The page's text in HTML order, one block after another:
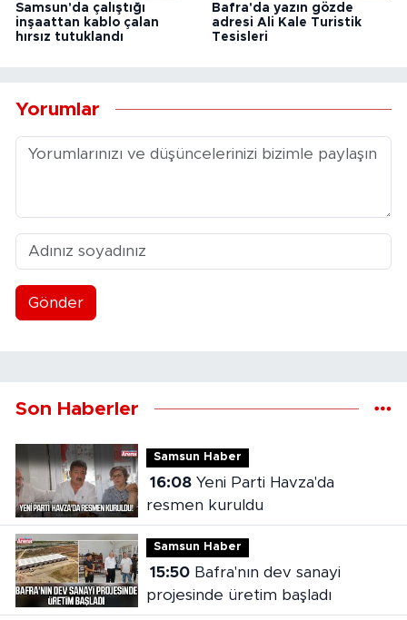
Samsun'da çalıştığı
inşaattan kablo çalan
hırsız tutuklandı
Bafra'da yazın gözde
adresi Ali Kale Turistik
Tesisleri
Yorumlar
Gönder
Son Haberler
Samsun Haber
16:08Yeni Parti Havza'da
resmen kuruldu
Samsun Haber
15:50Bafra'nın dev sanayi
projesinde üretim başladı